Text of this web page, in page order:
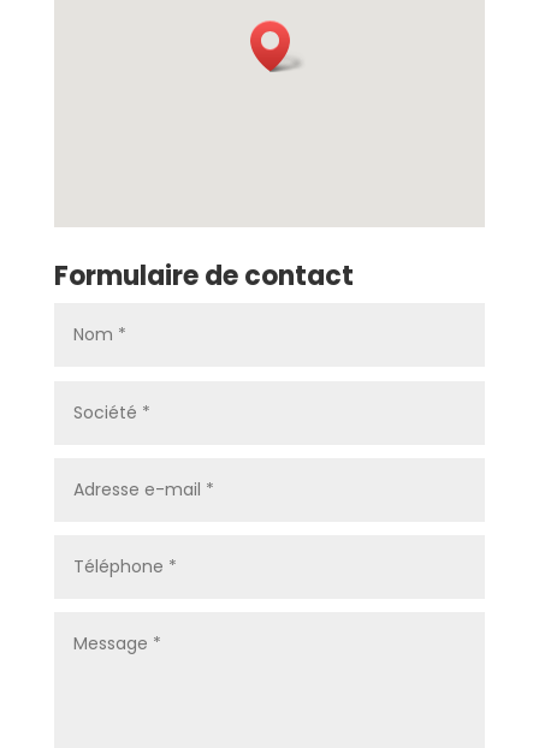
Formulaire de contact